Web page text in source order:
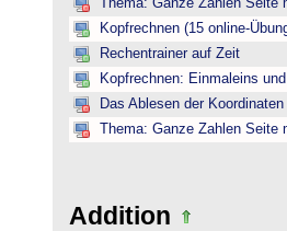
Thema: Ganze Zahlen
Kopfrechnen (15 online-
Rechentrainer auf Zeit
Kopfrechnen: Einmaleins
Das Ablesen der
Thema: Ganze Zahlen
Addition